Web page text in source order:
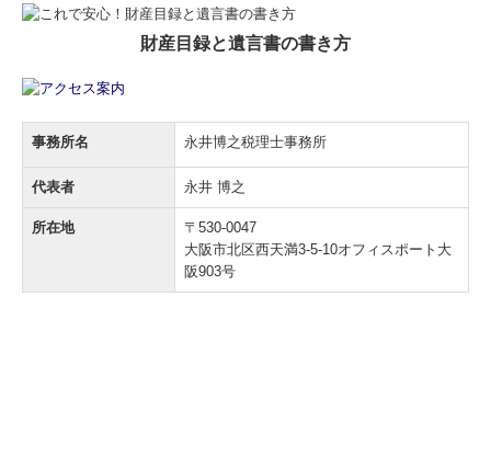
財産目録と遺言書の書き方
事務所名 永井博之税理士事務所
代表者 永井 博之
所在地
〒530-0047
大阪市北区西天満3-5-10オフィスポート大
阪903号